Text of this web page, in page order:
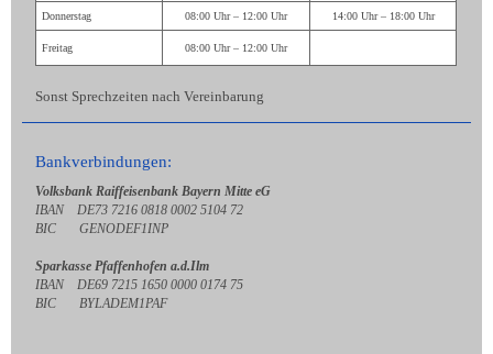
Donnerstag 08:00 Uhr – 12:00 Uhr 14:00 Uhr – 18:00 Uhr
Freitag 08:00 Uhr – 12:00 Uhr
Sonst Sprechzeiten nach Vereinbarung
Bankverbindungen:
Volksbank Raiffeisenbank Bayern Mitte eG
IBAN DE73 7216 0818 0002 5104 72
BIC GENODEF1INP
Sparkasse Pfaffenhofen a.d.Ilm
IBAN DE69 7215 1650 0000 0174 75
BIC BYLADEM1PAF